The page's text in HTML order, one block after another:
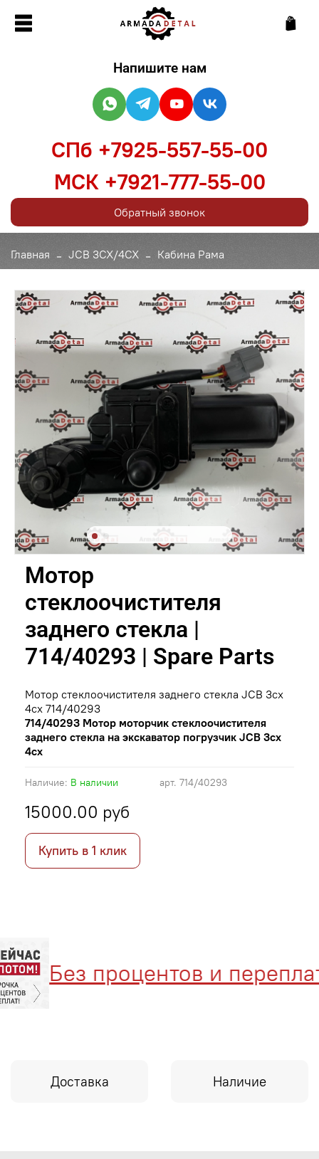
Главная JCB 3CX/4CX Кабина Рама
арт. 714/40293
Наличие: В наличии
Мотор
стеклоочистителя
заднего стекла |
714/40293 | Spare Parts
15000.00 руб
Купить в 1 клик
Мотор стеклоочистителя заднего стекла JCB 3cx
4cx 714/40293
714/40293 Мотор моторчик стеклоочистителя
заднего стекла на экскаватор погрузчик JCB 3cx
4cx
Без процентов и переплат
Доставка Наличие
Напишите нам
СПб +7925-557-55-00
МСК +7921-777-55-00
Обратный звонок